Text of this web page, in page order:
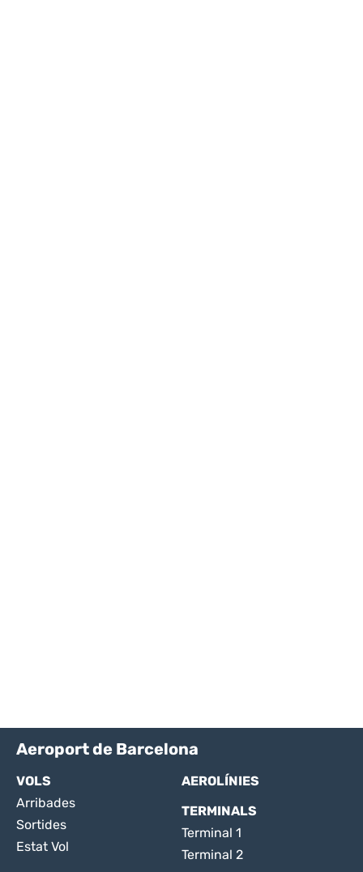
Aeroport de Barcelona
VOLS
Arribades
Sortides
Estat Vol
AEROLÍNIES
TERMINALS
Terminal 1
Terminal 2